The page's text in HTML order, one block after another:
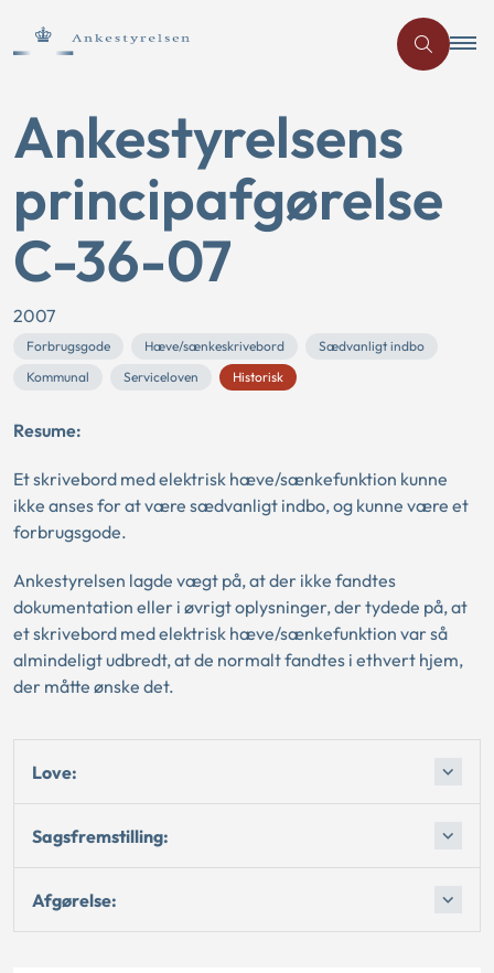
Ankestyrelsens
principafgørelse
C-36-07
2007
Forbrugsgode Hæve/sænkeskrivebord
Sædvanligt indbo
Kommunal
Serviceloven Historisk
Resume:
Et skrivebord med elektrisk hæve/sænkefunktion kunne
ikke anses for at være sædvanligt indbo, og kunne være et
forbrugsgode.
Ankestyrelsen lagde vægt på, at der ikke fandtes
dokumentation eller i øvrigt oplysninger, der tydede på, at
et skrivebord med elektrisk hæve/sænkefunktion var så
almindeligt udbredt, at de normalt fandtes i ethvert hjem,
der måtte ønske det.
Love:
Sagsfremstilling:
Afgørelse: